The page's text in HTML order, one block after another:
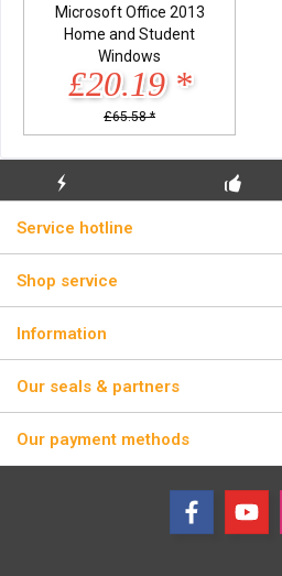
Microsoft Office 2013
Home and Student
Windows
£20.19 *
£65.58 *
FLASH SHIPPING
Service hotline
Shop service
Information
Our seals & partners
Our payment methods